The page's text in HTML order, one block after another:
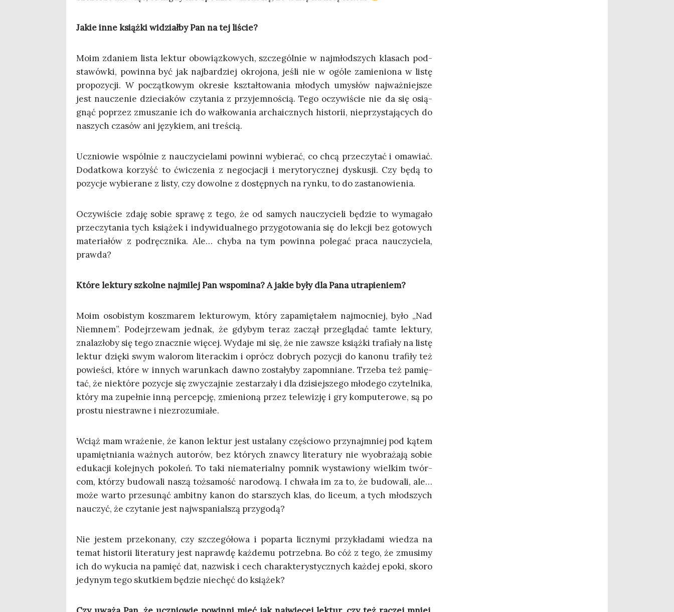
Jakie inne książ­ki widział­by Pan na tej liście?
Moim zda­niem lista lek­tur obo­wiąz­ko­wych, szcze­gól­nie w naj­młod­szych kla­sach pod­
sta­wów­ki, powin­na być jak naj­bar­dziej okro­jo­na, jeśli nie w ogó­le zamie­nio­na w listę
pro­po­zy­cji. W począt­ko­wym okre­sie kształ­to­wa­nia mło­dych umy­słów naj­waż­niej­sze
jest naucze­nie dzie­cia­ków czy­ta­nia z przy­jem­no­ścią. Tego oczy­wi­ście nie da się osią­
gnąć poprzez zmu­sza­nie ich do wał­ko­wa­nia archa­icz­nych histo­rii, nie­przy­sta­ją­cych do
naszych cza­sów ani języ­kiem, ani treścią.
Ucznio­wie wspól­nie z nauczy­cie­la­mi powin­ni wybie­rać, co chcą prze­czy­tać i oma­wiać.
Dodat­ko­wa korzyść to ćwi­cze­nia z nego­cja­cji i mery­to­rycz­nej dys­ku­sji. Czy będą to
pozy­cje wybie­ra­ne z listy, czy dowol­ne z dostęp­nych na ryn­ku, to do zastanowienia.
Oczy­wi­ście zda­ję sobie spra­wę z tego, że od samych nauczy­cie­li będzie to wyma­ga­ło
prze­czy­ta­nia tych ksią­żek i indy­wi­du­al­ne­go przy­go­to­wa­nia się do lek­cji bez goto­wych
mate­ria­łów z pod­ręcz­ni­ka. Ale… chy­ba na tym powin­na pole­gać pra­ca nauczy­cie­la,
prawda?
Któ­re lek­tu­ry szkol­ne naj­mi­lej Pan wspo­mi­na? A jakie były dla Pana utrapieniem?
Moim oso­bi­stym kosz­ma­rem lek­tu­ro­wym, któ­ry zapa­mię­ta­łem naj­moc­niej, było „Nad
Nie­mnem”. Podej­rze­wam jed­nak, że gdy­bym teraz zaczął prze­glą­dać tam­te lek­tu­ry,
zna­la­zło­by się tego znacz­nie wię­cej. Wyda­je mi się, że nie zawsze książ­ki tra­fia­ły na listę
lek­tur dzię­ki swym walo­rom lite­rac­kim i oprócz dobrych pozy­cji do kano­nu tra­fi­ły też
powie­ści, któ­re w innych warun­kach daw­no zosta­ły­by zapo­mnia­ne. Trze­ba też pamię­
tać, że nie­któ­re pozy­cje się zwy­czaj­nie zesta­rza­ły i dla dzi­siej­sze­go mło­de­go czy­tel­ni­ka,
któ­ry ma zupeł­nie inną per­cep­cję, zmie­nio­ną przez tele­wi­zję i gry kom­pu­te­ro­we, są po
pro­stu nie­straw­ne i niezrozumiałe.
Wciąż mam wra­że­nie, że kanon lek­tur jest usta­la­ny czę­ścio­wo przy­naj­mniej pod kątem
upa­mięt­nia­nia waż­nych auto­rów, bez któ­rych znaw­cy lite­ra­tu­ry nie wyobra­ża­ją sobie
edu­ka­cji kolej­nych poko­leń. To taki nie­ma­te­rial­ny pomnik wysta­wio­ny wiel­kim twór­
com, któ­rzy budo­wa­li naszą toż­sa­mość naro­do­wą. I chwa­ła im za to, że budo­wa­li, ale…
może war­to prze­su­nąć ambit­ny kanon do star­szych klas, do liceum, a tych młod­szych
nauczyć, że czy­ta­nie jest naj­wspa­nial­szą przygodą?
Nie jestem prze­ko­na­ny, czy szcze­gó­ło­wa i popar­ta licz­ny­mi przy­kła­da­mi wie­dza na
temat histo­rii lite­ra­tu­ry jest napraw­dę każ­de­mu potrzeb­na. Bo cóż z tego, że zmu­si­my
ich do wyku­cia na pamięć dat, nazwisk i cech cha­rak­te­ry­stycz­nych każ­dej epo­ki, sko­ro
jedy­nym tego skut­kiem będzie nie­chęć do książek?